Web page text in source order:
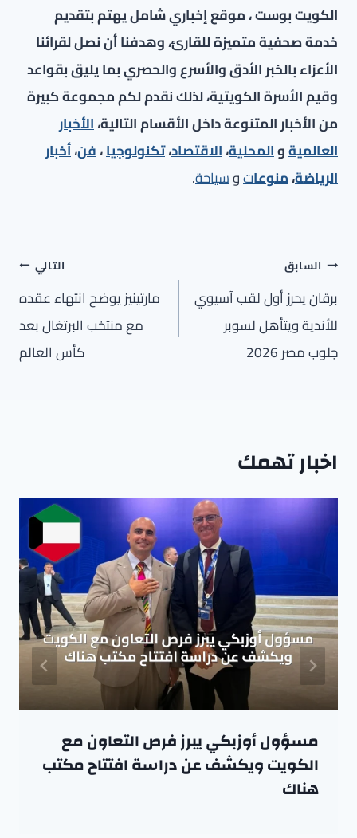
الكويت بوست ، موقع إخباري شامل يهتم بتقديم
خدمة صحفية متميزة للقارئ، وهدفنا أن نصل لقرائنا
الأعزاء بالخبر الأدق والأسرع والحصري بما يليق بقواعد
وقيم الأسرة الكويتية، لذلك نقدم لكم مجموعة كبيرة
من الأخبار المتنوعة داخل الأقسام التالية،الأخبار
العالميةوالمحلية،الاقتصاد،تكنولوجيا،فن،أخبار
الرياضة،منوعاتوسياحة.
تصفّح
المقالات
السابق
برقان يحرز أول لقب آسيوي
للأندية ويتأهل لسوبر
جلوب مصر 2026
التالي
مارتينيز يوضح انتهاء عقده
مع منتخب البرتغال بعد
كأس العالم
اخبار تهمك
مسؤول أوزبكي يبرز فرص التعاون مع
الكويت ويكشف عن دراسة افتتاح مكتب
هناك